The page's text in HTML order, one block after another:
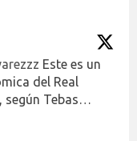
Este es un
del Real
según Tebas…